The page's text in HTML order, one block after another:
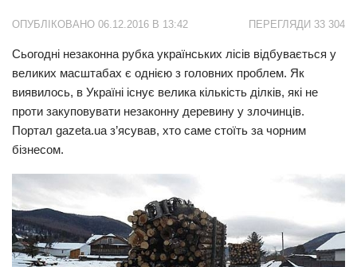
Харків
Донбас
Схід
Прикарпаття
Політика
Світ
Цікаво
ПЕРЕГЛЯДИ 33 304
ОПУБЛІКОВАНО 06.12.2016 В 13:42
Сьогодні незаконна рубка українських лісів відбувається у
великих масштабах є однією з головних проблем. Як
виявилось, в Україні існує велика кількість ділків, які не
проти закуповувати незаконну деревину у злочинців.
Портал gazeta.ua з’ясував, хто саме стоїть за чорним
бізнесом.